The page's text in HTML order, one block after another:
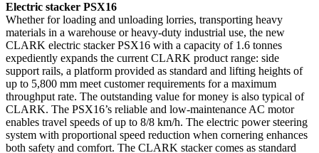
Electric stacker PSX16
Whether for loading and unloading lorries, transporting heavy
materials in a warehouse or heavy-duty industrial use, the new
CLARK electric stacker PSX16 with a capacity of 1.6 tonnes
expediently expands the current CLARK product range: side
support rails, a platform provided as standard and lifting heights of
up to 5,800 mm meet customer requirements for a maximum
throughput rate. The outstanding value for money is also typical of
CLARK. The PSX16’s reliable and low-maintenance AC motor
enables travel speeds of up to 8/8 km/h. The electric power steering
system with proportional speed reduction when cornering enhances
both safety and comfort. The CLARK stacker comes as standard